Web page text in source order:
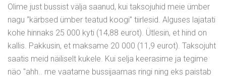
Olime just bussist välja saanud, kui taksojuhid meie ümber
nagu “kärbsed ümber teatud koogi” tiirlesid. Alguses lajatati
kohe hinnaks 25 000 kyti (14,88 eurot). Ütlesin, et hind on
kallis. Pakkusin, et maksame 20 000 (11,9 eurot). Taksojuht
saatis meid näiliselt kukele. Kui selja keerasime ja tegime
näo "ahh.. me vaatame bussijaamas ringi ning eks paistab